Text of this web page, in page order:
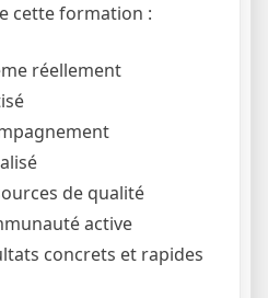
cette formation :
réellement
de qualité
active
concrets et rapides